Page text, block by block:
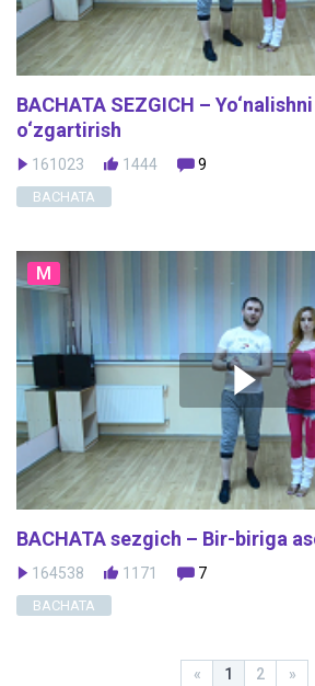
BACHATA SEZGICH –
o‘zgartirish
161023 1444 9
BACHATA
M
BACHATA sezgich – Bir-biriga
164538 1171 7
BACHATA
« 1 2 »